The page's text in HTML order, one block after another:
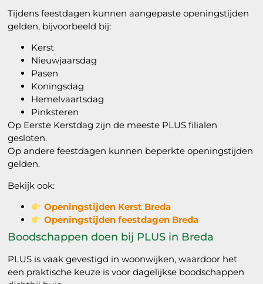
Tijdens feestdagen kunnen aangepaste openingstijden
gelden, bijvoorbeeld bij:
Kerst
Nieuwjaarsdag
Pasen
Koningsdag
Hemelvaartsdag
Pinksteren
Op Eerste Kerstdag zijn de meeste PLUS filialen
gesloten.
Op andere feestdagen kunnen beperkte openingstijden
gelden.
Bekijk ook:
Openingstijden Kerst Breda
Openingstijden feestdagen Breda
Boodschappen doen bij PLUS in Breda
PLUS is vaak gevestigd in woonwijken, waardoor het
een praktische keuze is voor dagelijkse boodschappen